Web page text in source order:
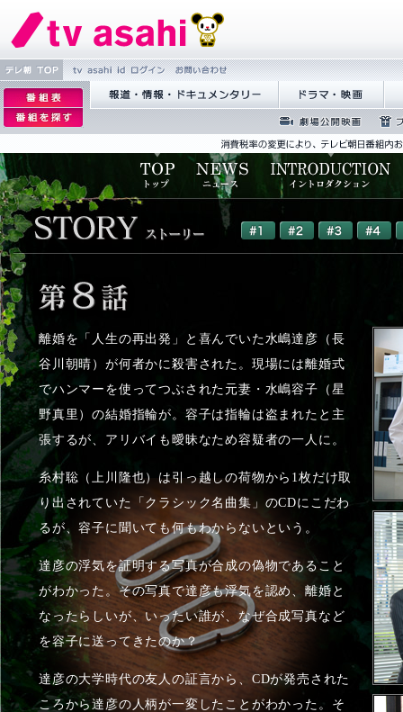
繝�Ξ譛
� TOP
tv asahi id 繝ｭ
繧ｰ
縺雁撫
縺�粋
逡
ｪ
邨
�｡
ｪ
邨
ｒ
謗
｢縺
く繝･繝｡繝ｳ繧ｿ繝ｪ繝ｼ
繝峨Λ繝槭�譏
�逕ｻ
ぅ
蜉��ｴ蜈ｬ髢
区丐逕ｻ
繝励
隕ｳ
離婚を「人生の再出発」と喜んでいた水嶋達彦（長
谷川朝晴）が何者かに殺害された。現場には離婚式
でハンマーを使ってつぶされた元妻・水嶋容子（星
野真里）の結婚指輪が。容子は指輪は盗まれたと主
張するが、アリバイも曖昧なため容疑者の一人に。
糸村聡（上川隆也）は引っ越しの荷物から1枚だけ取
り出されていた「クラシック名曲集」のCDにこだわ
るが、容子に聞いても何もわからないという。
達彦の浮気を証明する写真が合成の偽物であること
がわかった。その写真で達彦も浮気を認め、離婚と
なったらしいが、いったい誰が、なぜ合成写真など
を容子に送ってきたのか？
達彦の大学時代の友人の証言から、CDが発売された
ころから達彦の人柄が一変したことがわかった。そ